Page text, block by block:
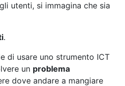
utenti, si immagina che sia
.
di usare uno strumento ICT
un problema
dove andare a mangiare